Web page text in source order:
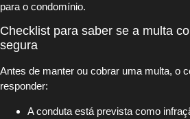
para o condomínio.
Checklist para saber se a multa
segura
Antes de manter ou cobrar uma multa, o
responder:
A conduta está prevista como